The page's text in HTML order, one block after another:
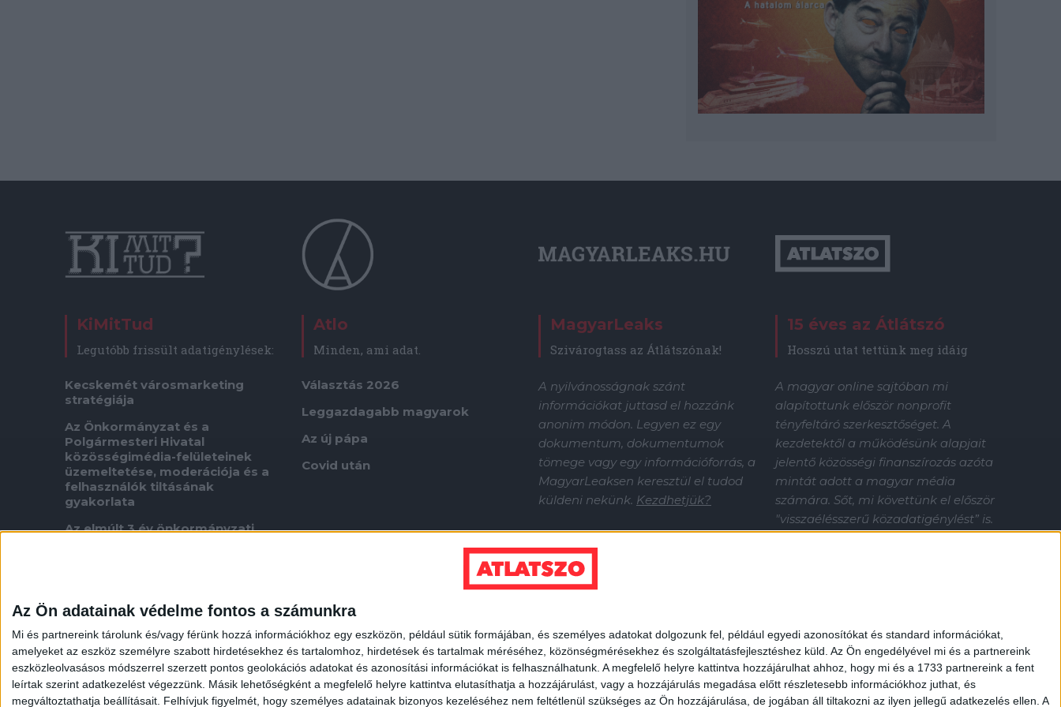
Az Ön adatainak védelme fontos a számunkra
Mi és partnereink tárolunk és/vagy férünk hozzá információkhoz egy eszközön, például sütik formájában, és személyes adatokat dolgozunk fel, például egyedi azonosítókat és standard információkat,
amelyeket az eszköz személyre szabott hirdetésekhez és tartalomhoz, hirdetések és tartalmak méréséhez, közönségmérésekhez és szolgáltatásfejlesztéshez küld. Az Ön engedélyével mi és a partnereink
eszközleolvasásos módszerrel szerzett pontos geolokációs adatokat és azonosítási információkat is felhasználhatunk. A megfelelő helyre kattintva hozzájárulhat ahhoz, hogy mi és a 1733 partnereink a fent
leírtak szerint adatkezelést végezzünk. Másik lehetőségként a megfelelő helyre kattintva elutasíthatja a hozzájárulást, vagy a hozzájárulás megadása előtt részletesebb információkhoz juthat, és
megváltoztathatja beállításait. Felhívjuk figyelmét, hogy személyes adatainak bizonyos kezeléséhez nem feltétlenül szükséges az Ön hozzájárulása, de jogában áll tiltakozni az ilyen jellegű adatkezelés ellen. A
KiMitTud
Legutóbb frissült adatigénylések:
Kecskemét városmarketing
stratégiája
Az Önkormányzat és a
Polgármesteri Hivatal
közösségimédia-felületeinek
üzemeltetése, moderációja és a
felhasználók tiltásának
gyakorlata
Az elmúlt 3 év önkormányzati
ügyében indított szigorú
vizsgálatok eredménye
Adatigénylés fűnyírási ütemtervről
Neres oligarcha koncessziója
Atlo
Minden, ami adat.
Választás 2026
Leggazdagabb magyarok
Az új pápa
Covid után
MagyarLeaks
Szivárogtass az Átlátszónak!
A nyilvánosságnak szánt
információkat juttasd el hozzánk
anonim módon. Legyen ez egy
dokumentum, dokumentumok
tömege vagy egy információforrás, a
MagyarLeaksen keresztül el tudod
küldeni nekünk. Kezdhetjük?
15 éves az Átlátszó
Hosszú utat tettünk meg idáig
A magyar online sajtóban mi
alapítottunk először nonprofit
tényfeltáró szerkesztőséget. A
kezdetektől a működésünk alapjait
jelentő közösségi finanszírozás azóta
mintát adott a magyar média
számára. Sőt, mi követtünk el először
"visszaélésszerű közadatigénylést” is.
Nélküled nincsenek sztorik.